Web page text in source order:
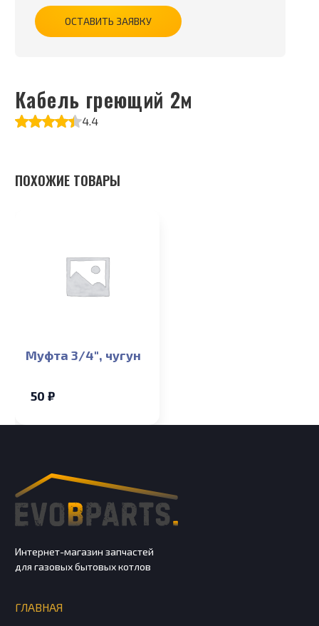
Кабель греющий 2м
4.4
ОСТАВИТЬ ЗАЯВКУ
ПОХОЖИЕ ТОВАРЫ
Муфта 3/4″, чугун
50 ₽
Интернет-магазин запчастей
для газовых бытовых котлов
ГЛАВНАЯ